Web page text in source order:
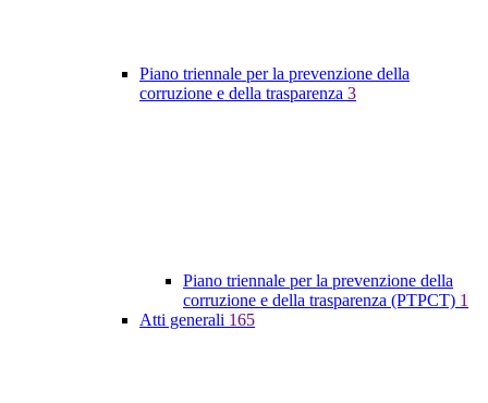
Piano triennale per la prevenzione della
corruzione e della trasparenza 3
Piano triennale per la prevenzione della
corruzione e della trasparenza (PTPCT) 1
Atti generali 165